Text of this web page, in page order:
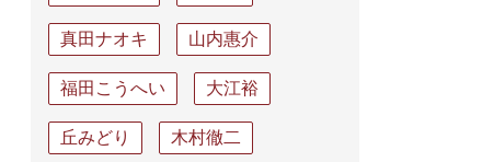
真田ナオキ 山内惠介
福田こうへい 大江裕
丘みどり 木村徹二